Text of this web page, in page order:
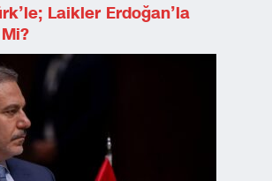
Laikler Erdoğan’la